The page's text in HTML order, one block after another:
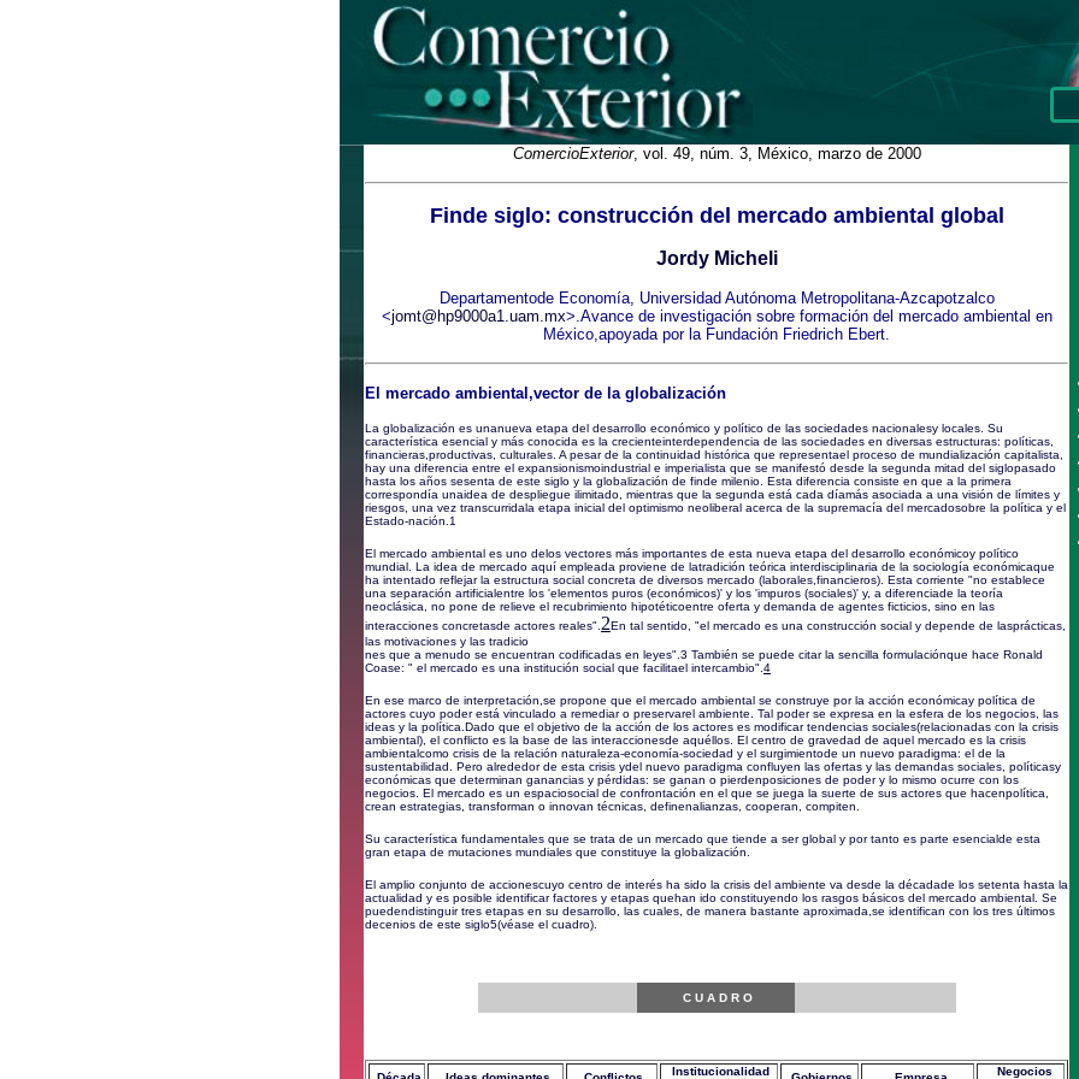
ComercioExterior, vol. 49, núm. 3, México, marzo de 2000
Finde siglo: construcción del mercado ambiental global
Jordy Micheli
Departamentode Economía, Universidad Autónoma Metropolitana-Azcapotzalco
<jomt@hp9000a1.uam.mx>.Avance de investigación sobre formación del mercado ambiental en
México,apoyada por la Fundación Friedrich Ebert.
El mercado ambiental,vector de la globalización
La globalización es unanueva etapa del desarrollo económico y político de las sociedades nacionalesy locales. Su
característica esencial y más conocida es la crecienteinterdependencia de las sociedades en diversas estructuras: políticas,
financieras,productivas, culturales. A pesar de la continuidad histórica que representael proceso de mundialización capitalista,
hay una diferencia entre el expansionismoindustrial e imperialista que se manifestó desde la segunda mitad del siglopasado
hasta los años sesenta de este siglo y la globalización de finde milenio. Esta diferencia consiste en que a la primera
correspondía unaidea de despliegue ilimitado, mientras que la segunda está cada díamás asociada a una visión de límites y
riesgos, una vez transcurridala etapa inicial del optimismo neoliberal acerca de la supremacía del mercadosobre la política y el
Estado-nación. 1
El mercado ambiental es uno delos vectores más importantes de esta nueva etapa del desarrollo económicoy político
mundial. La idea de mercado aquí empleada proviene de latradición teórica interdisciplinaria de la sociología económicaque
ha intentado reflejar la estructura social concreta de diversos mercado (laborales,financieros). Esta corriente "no establece
una separación artificialentre los 'elementos puros (económicos)' y los 'impuros (sociales)' y, a diferenciade la teoría
neoclásica, no pone de relieve el recubrimiento hipotéticoentre oferta y demanda de agentes ficticios, sino en las
interacciones concretasde actores reales". 2En tal sentido, "el mercado es una construcción social y depende de lasprácticas,
las motivaciones y las tradicio
nes que a menudo se encuentran codificadas en leyes". 3 También se puede citar la sencilla formulaciónque hace Ronald
Coase: " el mercado es una institución social que facilitael intercambio". 4
En ese marco de interpretación,se propone que el mercado ambiental se construye por la acción económicay política de
actores cuyo poder está vinculado a remediar o preservarel ambiente. Tal poder se expresa en la esfera de los negocios, las
ideas y la política.Dado que el objetivo de la acción de los actores es modificar tendencias sociales(relacionadas con la crisis
ambiental), el conflicto es la base de las interaccionesde aquéllos. El centro de gravedad de aquel mercado es la crisis
ambientalcomo crisis de la relación naturaleza-economía-sociedad y el surgimientode un nuevo paradigma: el de la
sustentabilidad. Pero alrededor de esta crisis ydel nuevo paradigma confluyen las ofertas y las demandas sociales, políticasy
económicas que determinan ganancias y pérdidas: se ganan o pierdenposiciones de poder y lo mismo ocurre con los
negocios. El mercado es un espaciosocial de confrontación en el que se juega la suerte de sus actores que hacenpolítica,
crean estrategias, transforman o innovan técnicas, definenalianzas, cooperan, compiten.
Su característica fundamentales que se trata de un mercado que tiende a ser global y por tanto es parte esencialde esta
gran etapa de mutaciones mundiales que constituye la globalización.
El amplio conjunto de accionescuyo centro de interés ha sido la crisis del ambiente va desde la décadade los setenta hasta la
actualidad y es posible identificar factores y etapas quehan ido constituyendo los rasgos básicos del mercado ambiental. Se
puedendistinguir tres etapas en su desarrollo, las cuales, de manera bastante aproximada,se identifican con los tres últimos
decenios de este siglo5(véase el cuadro).
C U A D R O
Institucionalidad
Negocios